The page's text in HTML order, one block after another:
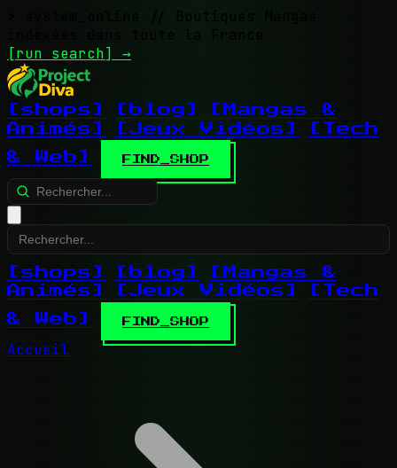
// Boutiques Mangas
indexées dans toute la France
[run search] →
[shops] [blog]
[Mangas &
Animés]
[Jeux Vidéos]
[Tech
& Web]
FIND_SHOP
[shops] [blog]
[Mangas &
Animés]
[Jeux Vidéos]
[Tech
& Web]
FIND_SHOP
Accueil